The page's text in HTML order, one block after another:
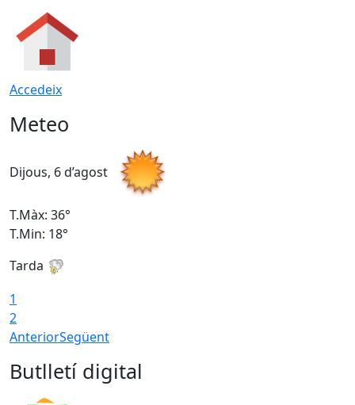
Accedeix
Meteo
Dijous, 6 d’agost
T.Màx: 36°
T.Min: 18°
Tarda
1
2
AnteriorSegüent
Butlletí digital